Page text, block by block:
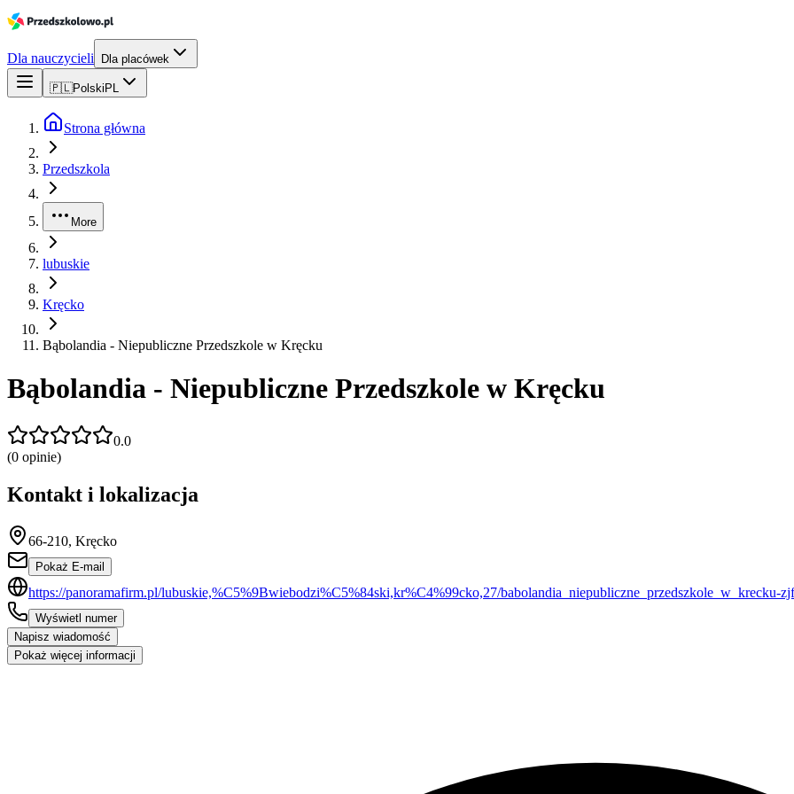
Dla nauczycieli Dla placówek
🇵🇱Polski PL
Strona główna
Przedszkola
More
lubuskie
Kręcko
Bąbolandia - Niepubliczne Przedszkole w Kręcku
Bąbolandia - Niepubliczne Przedszkole w Kręcku
0.0
(0 opinie)
Kontakt i lokalizacja
66-210, Kręcko
Pokaż E-mail
https://panoramafirm.pl/lubuskie,%C5%9Bwiebodzi%C5%84ski,kr%C4%99cko,27/babolandia_niepubliczne_przedszkole_w_krecku-
Wyświetl numer
Napisz wiadomość
Pokaż więcej informacji